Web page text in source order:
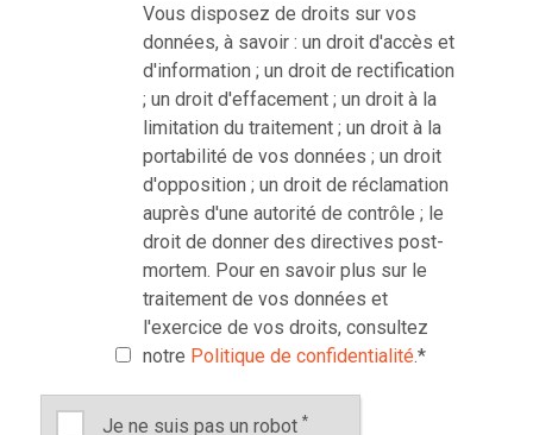
Vous disposez de droits sur vos
données, à savoir : un droit d'accès et
d'information ; un droit de rectification
; un droit d'effacement ; un droit à la
limitation du traitement ; un droit à la
portabilité de vos données ; un droit
d'opposition ; un droit de réclamation
auprès d'une autorité de contrôle ; le
droit de donner des directives post-
mortem. Pour en savoir plus sur le
traitement de vos données et
l'exercice de vos droits, consultez
notre Politique de confidentialité.*
Je ne suis pas un robot *